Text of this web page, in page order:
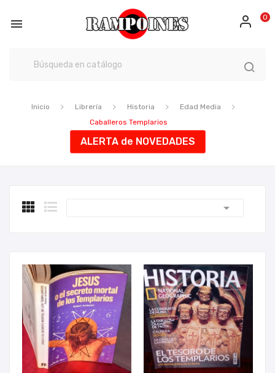
 0
Inicio Librería Historia
Edad Media
Caballeros Templarios
ALERTA de NOVEDADES
